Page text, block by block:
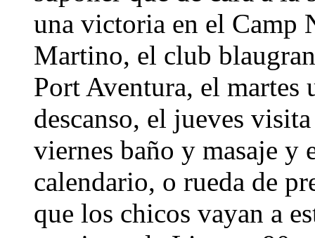
una victoria en el Camp
Martino, el club
Port Aventura, el martes
descanso, el jueves
viernes baño y masaje y
calendario, o rueda de
que los chicos vayan a